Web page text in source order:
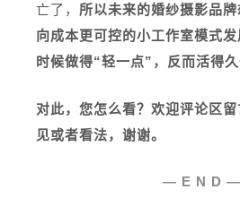
亡了， 所以未来的婚纱摄影品
向成本更可控的小工作室模式
时候做得“轻一点”，反而活得久
对此，您怎么看？欢迎评论区
见或者看法，谢谢。
— E N D —